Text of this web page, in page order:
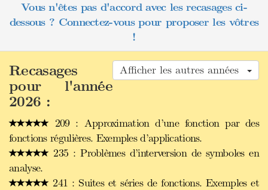
Vous n'êtes pas d'accord avec les recasages ci-
dessous ? Connectez-vous pour proposer les vôtres
!
Afficher les autres années
Recasages
pour l'année
2026 :
209 : Approximation d’une fonction par des
fonctions régulières. Exemples d’applications.
235 : Problèmes d’interversion de symboles en
analyse.
241 : Suites et séries de fonctions. Exemples et